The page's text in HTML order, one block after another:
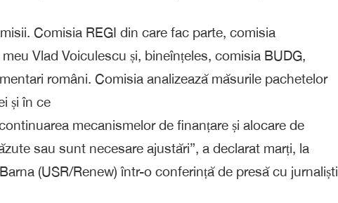
Comisia REGI din care fac parte, comisia
Vlad Voiculescu și, bineînțeles, comisia BUDG,
români. Comisia analizează măsurile pachetelor
și în ce
mecanismelor de finanțare și alocare de
sau sunt necesare ajustări”, a declarat marți, la
(USR/Renew) într-o conferință de presă cu jurnaliști